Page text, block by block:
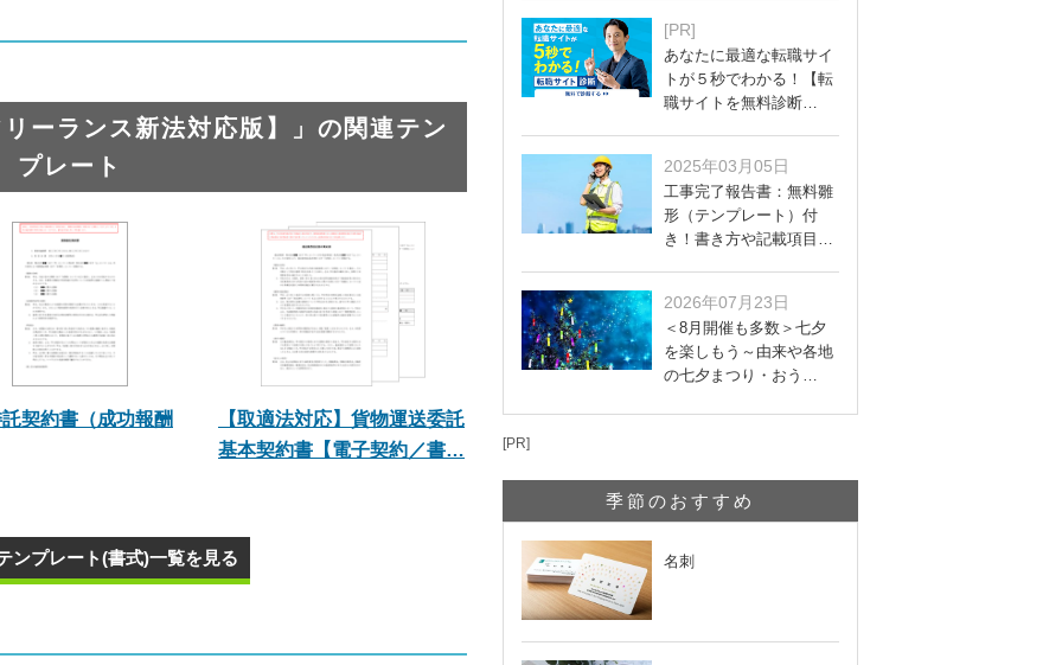
ーランス新法対応版】」の関連テン
プレート
契約書（成功報酬
【取適法対応】貨物運送委託
基本契約書【電子契約／書…
ンプレート(書式)一覧を見る
[PR]
あなたに最適な転職サイ
トが５秒でわかる！【転
職サイトを無料診断…
2025年03月05日
工事完了報告書：無料雛
形（テンプレート）付
き！書き方や記載項目…
2026年07月23日
＜8月開催も多数＞七夕
を楽しもう～由来や各地
の七夕まつり・おう…
[PR]
季節のおすすめ
名刺